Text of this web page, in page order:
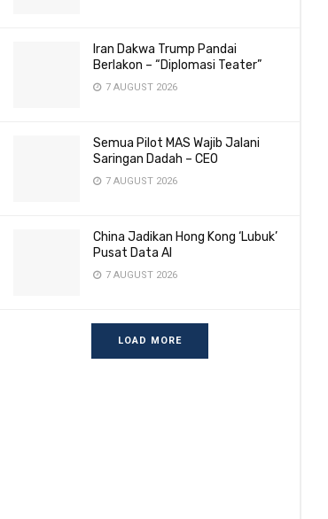
Iran Dakwa Trump Pandai
Berlakon – “Diplomasi Teater”
7 AUGUST 2026
Semua Pilot MAS Wajib Jalani
Saringan Dadah – CEO
7 AUGUST 2026
China Jadikan Hong Kong ‘Lubuk’
Pusat Data AI
7 AUGUST 2026
LOAD MORE